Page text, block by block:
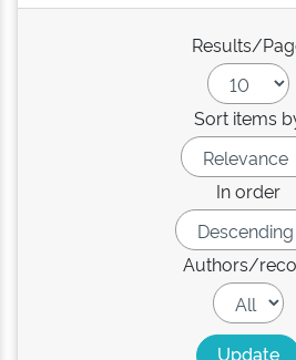
Results/
Sort items
In order
Authors/